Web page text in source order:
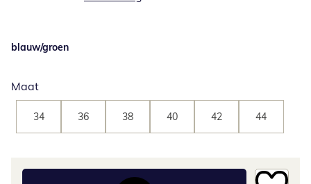
blauw/groen
Maat
34 36 38 40 42 44